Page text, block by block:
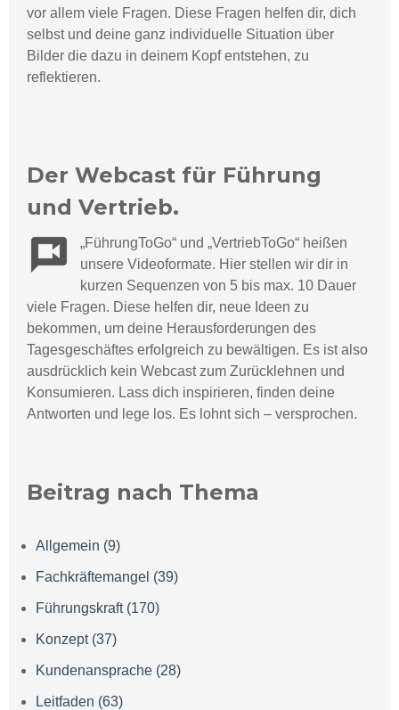
vor allem viele Fragen. Diese Fragen helfen dir, dich
selbst und deine ganz individuelle Situation über
Bilder die dazu in deinem Kopf entstehen, zu
reflektieren.
Der Webcast für Führung
und Vertrieb.
„FührungToGo“ und „VertriebToGo“ heißen
unsere Videoformate. Hier stellen wir dir in
kurzen Sequenzen von 5 bis max. 10 Dauer
viele Fragen. Diese helfen dir, neue Ideen zu
bekommen, um deine Herausforderungen des
Tagesgeschäftes erfolgreich zu bewältigen. Es ist also
ausdrücklich kein Webcast zum Zurücklehnen und
Konsumieren. Lass dich inspirieren, finden deine
Antworten und lege los. Es lohnt sich – versprochen.
Beitrag nach Thema
Allgemein (9)
Fachkräftemangel (39)
Führungskraft (170)
Konzept (37)
Kundenansprache (28)
Leitfaden (63)